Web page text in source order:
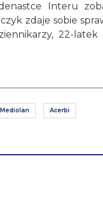
Interu
zdaje sobie
22-
Acerbi